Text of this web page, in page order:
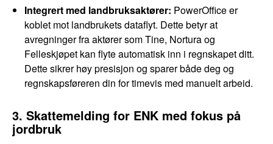
Integrert med landbruksaktører: PowerOffice er
koblet mot landbrukets dataflyt. Dette betyr at
avregninger fra aktører som Tine, Nortura og
Felleskjøpet kan flyte automatisk inn i regnskapet ditt.
Dette sikrer høy presisjon og sparer både deg og
regnskapsføreren din for timevis med manuelt arbeid.
3. Skattemelding for ENK med fokus på
jordbruk